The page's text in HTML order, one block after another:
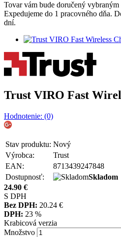
Tovar vám bude doručený vybraným
Expedujeme do 1 pracovného dňa.
dní.
Trust VIRO Fast
Hodnotenie: (0)
Stav produktu: Nový
Výrobca:
Trust
EAN:
8713439247848
Dostupnosť:
Skladom
24.90 €
S DPH
Bez DPH: 20.24 €
DPH: 23 %
Krabicová verzia
Množstvo